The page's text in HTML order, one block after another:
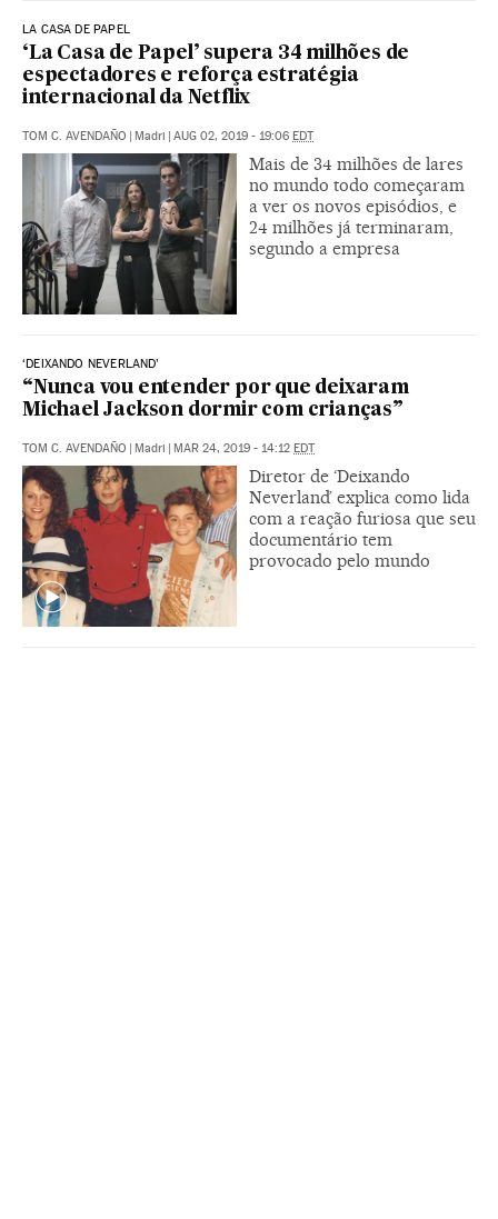
LA CASA DE PAPEL
‘La Casa de Papel’ supera 34 milhões de
espectadores e reforça estratégia
internacional da Netflix
TOM C. AVENDAÑO | Madri | AUG 02, 2019 - 19:06 EDT
Mais de 34 milhões de lares
no mundo todo começaram
a ver os novos episódios, e
24 milhões já terminaram,
segundo a empresa
‘DEIXANDO NEVERLAND’
“Nunca vou entender por que deixaram
Michael Jackson dormir com crianças”
TOM C. AVENDAÑO | Madri | MAR 24, 2019 - 14:12 EDT
Diretor de ‘Deixando
Neverland’ explica como lida
com a reação furiosa que seu
documentário tem
provocado pelo mundo